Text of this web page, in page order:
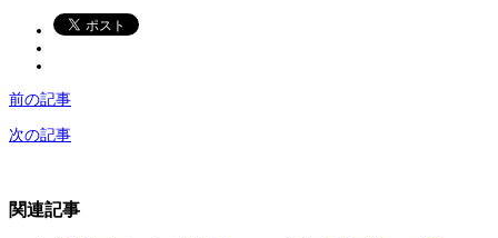
前の記事
次の記事
関連記事